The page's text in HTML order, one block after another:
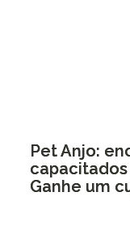
Pet Anjo:
Ganhe um